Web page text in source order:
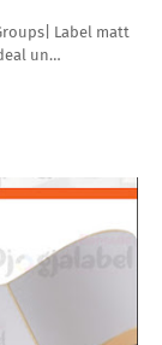
Label matt
un…